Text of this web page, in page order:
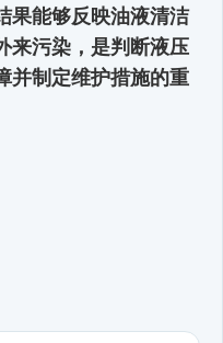
果能够反映油液清洁
来污染，是判断液压
并制定维护措施的重